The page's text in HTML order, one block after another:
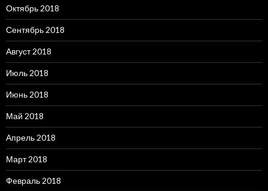
Октябрь 2018
Сентябрь 2018
Август 2018
Июль 2018
Июнь 2018
Май 2018
Апрель 2018
Март 2018
Февраль 2018